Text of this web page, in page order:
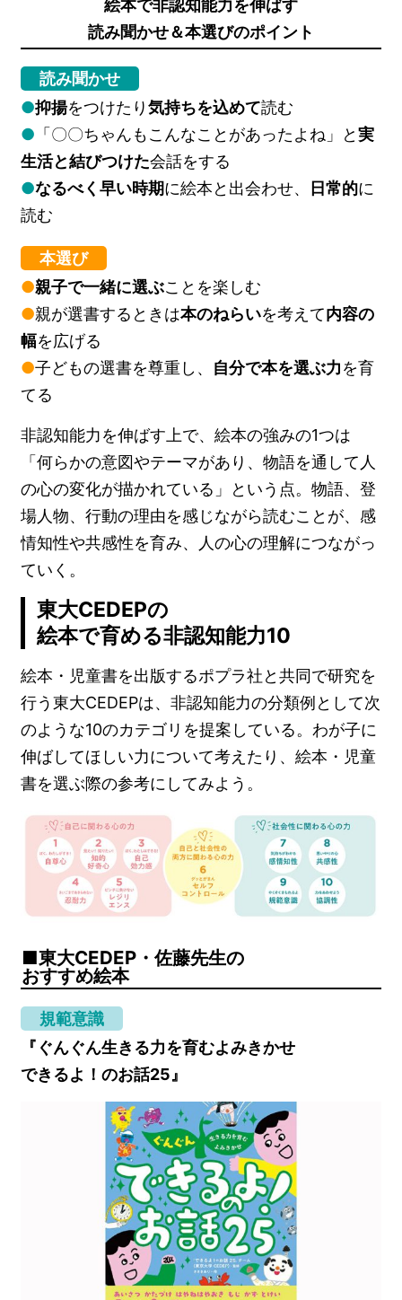
絵本で非認知能力を伸ばす
読み聞かせ＆本選びのポイント
読み聞かせ
●抑揚をつけたり気持ちを込めて読む
● 「〇〇ちゃんもこんなことがあったよね」と実
生活と結びつけた会話をする
●なるべく早い時期に絵本と出会わせ、 日常的に
読む
本選び
●親子で一緒に選ぶことを楽しむ
●親が選書するときは本のねらいを考えて内容の
幅を広げる
●子どもの選書を尊重し、 自分で本を選ぶ力を育
てる
非認知能力を伸ばす上で、絵本の強みの1つは
「何らかの意図やテーマがあり、物語を通して人
の心の変化が描かれている」という点。物語、登
場人物、行動の理由を感じながら読むことが、感
情知性や共感性を育み、人の心の理解につながっ
ていく。
東大CEDEPの
絵本で育める非認知能力10
絵本・児童書を出版するポプラ社と共同で研究を
行う東大CEDEPは、非認知能力の分類例として次
のような10のカテゴリを提案している。わが子に
伸ばしてほしい力について考えたり、絵本・児童
書を選ぶ際の参考にしてみよう。
東大CEDEP・佐藤先生の
おすすめ絵本
規範意識
『ぐんぐん生きる力を育むよみきかせ
できるよ！のお話25』